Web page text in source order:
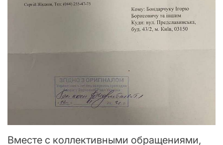
Вместе с коллективными обращениями,